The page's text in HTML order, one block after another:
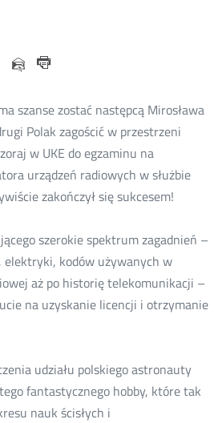
Udostępnij
Linkedin
Otwórz
oknie
Udostępnij
e-
mail
szanse zostać następcą Mirosława
Polak zagościć w przestrzeni
w UKE do egzaminu na
urządzeń radiowych w służbie
zakończył się sukcesem!
szerokie spektrum zagadnień –
kodów używanych w
aż po historię telekomunikacji –
na uzyskanie licencji i otrzymanie
udziału polskiego astronauty
fantastycznego hobby, które tak
nauk ścisłych i